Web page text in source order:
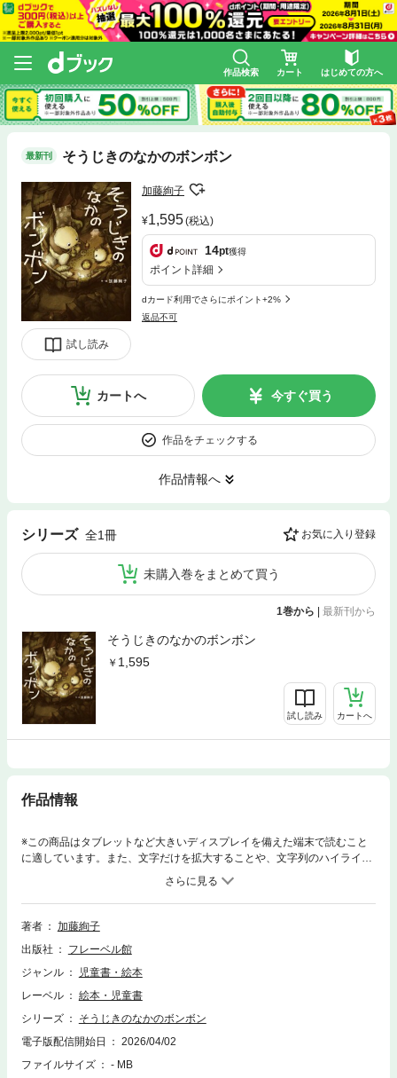
作品検索 カート はじめての方へ
最新刊 そうじきのなかのボンボン
試し読み
加藤絢子
1,595(税込)
14pt獲得
ポイント詳細
dカード利用でさらにポイント+2%
返品不可
カートへ 今すぐ買う
作品をチェックする
作品情報へ
シリーズ 全1冊 お気に入り登録
未購入巻をまとめて買う
1巻から | 最新刊から
そうじきのなかのボンボン
1,595
試し読み カートへ
作品情報
※この商品はタブレットなど大きいディスプレイを備えた端末で読むこと
に適しています。また、文字だけを拡大することや、文字列のハイライ
ト、検索、辞書の参照、引用などの機能が使用できません。古い掃除機の
中で暮らす、ボンボンとボンボンパパ。掃除機が吸い込んだ「おもしろい
もの」を使っておうちを作ります。ところがついに掃除機が壊れてしまい
ます。どこかへ運ばれるボンボンたち。突然、光が差しこんできたその先
著者
加藤絢子
出版社
フレーベル館
ジャンル
児童書・絵本
レーベル
絵本・児童書
シリーズ
そうじきのなかのボンボン
電子版配信開始日
2026/04/02
ファイルサイズ
- MB